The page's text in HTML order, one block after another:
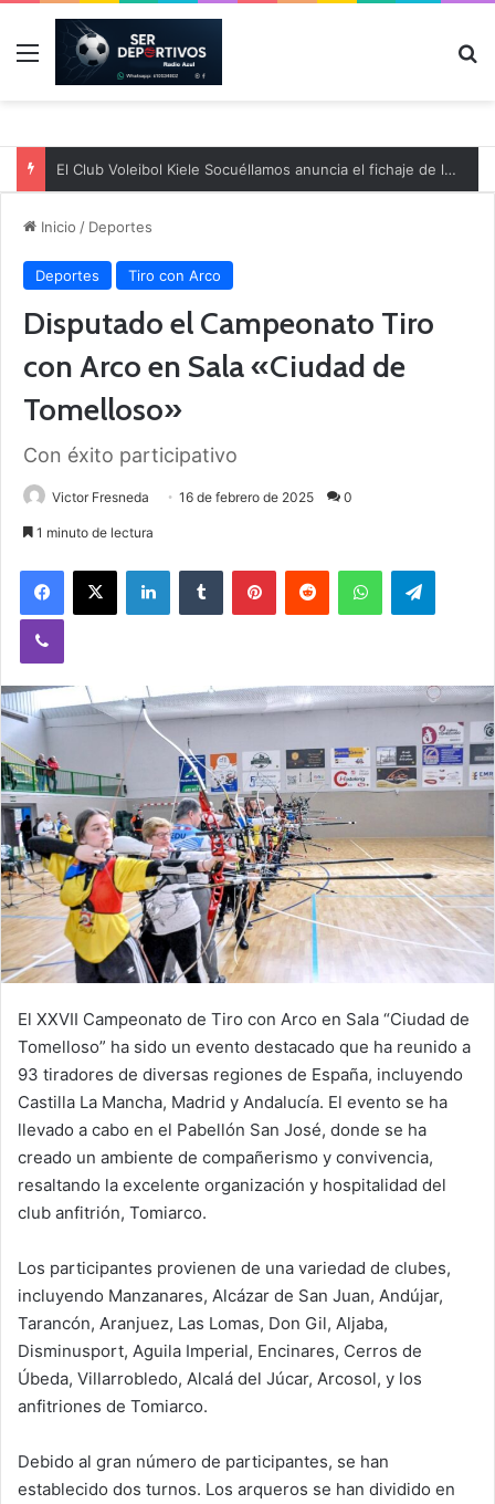
Menú
El Club Voleibol Kiele Socuéllamos anuncia el fichaje de la central norteamericana Morgan Thurlow para la temporada 2026/2027
Inicio / Deportes
Deportes Tiro con Arco
Disputado el Campeonato Tiro
con Arco en Sala «Ciudad de
Tomelloso»
Con éxito participativo
Victor Fresneda 16 de febrero de 2025 0
1 minuto de lectura
El XXVII Campeonato de Tiro con Arco en Sala “Ciudad de
Tomelloso” ha sido un evento destacado que ha reunido a
93 tiradores de diversas regiones de España, incluyendo
Castilla La Mancha, Madrid y Andalucía. El evento se ha
llevado a cabo en el Pabellón San José, donde se ha
creado un ambiente de compañerismo y convivencia,
resaltando la excelente organización y hospitalidad del
club anfitrión, Tomiarco.
Los participantes provienen de una variedad de clubes,
incluyendo Manzanares, Alcázar de San Juan, Andújar,
Tarancón, Aranjuez, Las Lomas, Don Gil, Aljaba,
Disminusport, Aguila Imperial, Encinares, Cerros de
Úbeda, Villarrobledo, Alcalá del Júcar, Arcosol, y los
anfitriones de Tomiarco.
Debido al gran número de participantes, se han
establecido dos turnos. Los arqueros se han dividido en